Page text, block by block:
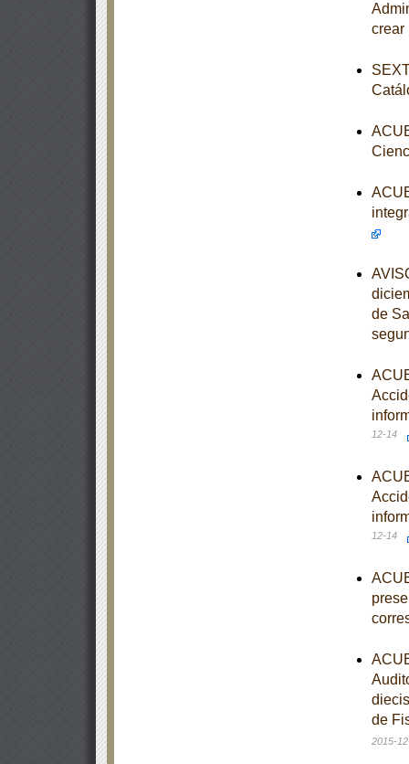
crear
de
12-14
12-14
de
2015-